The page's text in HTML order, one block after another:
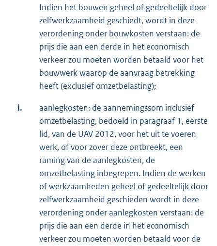
Indien het bouwen geheel of gedeeltelijk door
zelfwerkzaamheid geschiedt, wordt in deze
verordening onder bouwkosten verstaan: de
prijs die aan een derde in het economisch
verkeer zou moeten worden betaald voor het
bouwwerk waarop de aanvraag betrekking
heeft (exclusief omzetbelasting);
i.
aanlegkosten: de aannemingssom inclusief
omzetbelasting, bedoeld in paragraaf 1, eerste
lid, van de UAV 2012, voor het uit te voeren
werk, of voor zover deze ontbreekt, een
raming van de aanlegkosten, de
omzetbelasting inbegrepen. Indien de werken
of werkzaamheden geheel of gedeeltelijk door
zelfwerkzaamheid geschieden wordt in deze
verordening onder aanlegkosten verstaan: de
prijs die aan een derde in het economisch
verkeer zou moeten worden betaald voor de